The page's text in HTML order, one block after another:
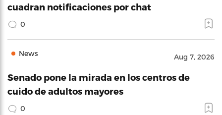
cuadran notificaciones por chat
0
News Aug 7, 2026
Senado pone la mirada en los centros de
cuido de adultos mayores
0